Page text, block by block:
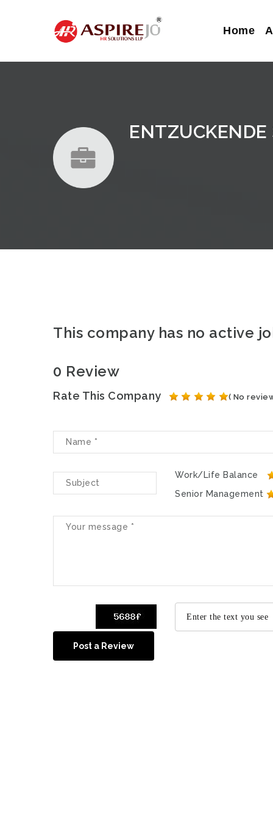
Home
This company has no active
0 Review
Rate This Company ( No
Work/Life Balance
Senior Management
Post a Review